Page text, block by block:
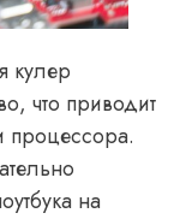
кулер
что приводит
процессора.
на